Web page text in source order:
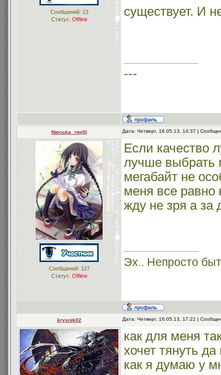
Сообщений: 13
Статус: Offline
существует. И
---
Nюсьkа_тян))) Дата: Четверг, 16.05.13, 14:37 |
Сообщений: 127
Статус: Offline
Если качество
лучше выбрать
мегабайт не
меня все равно
жду не зря а за
Эх.. Непросто
krysnik02 Дата: Четверг, 16.05.13, 17:21 |
как для меня
хочет тянуть
как я думаю у